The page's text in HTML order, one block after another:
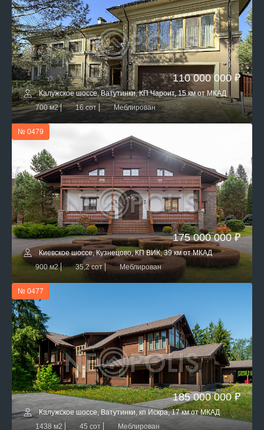
110 000 000 ₽
Калужское шоссе, Ватутинки, КП Чароит, 15 км от МКАД
700 м2
16 сот Меблирован
№ 0479
175 000 000 ₽
Киевское шоссе, Кузнецово, КП ВИК, 39 км от МКАД
900 м2
35,2 сот Меблирован
№ 0477
185 000 000 ₽
Калужское шоссе, Ватутинки, кп Искра, 17 км от МКАД
1438 м2
45 сот Меблирован